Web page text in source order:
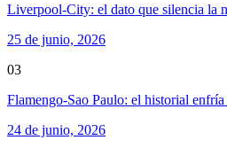
Liverpool-City: el dato que silencia la
25 de junio, 2026
03
Flamengo-Sao Paulo: el historial
24 de junio, 2026